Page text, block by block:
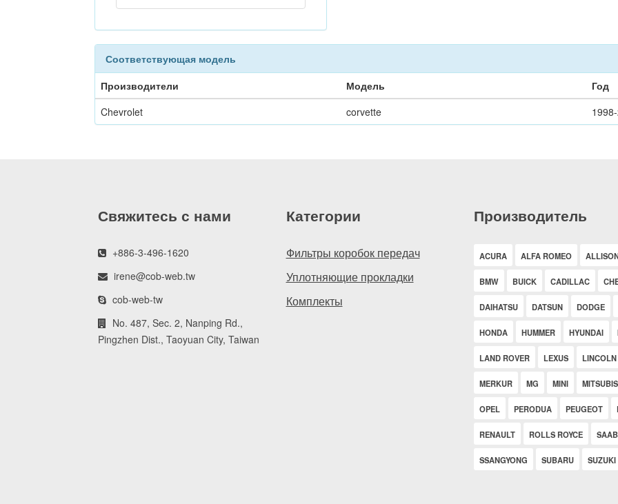
Соответствующая модель
Производители
Модель
Год
Chevrolet
corvette
Свяжитесь с нами
+886-3-496-1620
irene@cob-web.tw
cob-web-tw
No. 487, Sec. 2, Nanping Rd.,
Pingzhen Dist., Taoyuan City, Taiwan
Категории
Фильтры коробок передач
Уплотняющие прокладки
Комплекты
Производитель
ACURA ALFA ROMEO
BMW BUICK CADILLAC
DAIHATSU DATSUN DODGE
HONDA HUMMER HYUNDAI
LAND ROVER LEXUS LINCOLN
MERKUR MG MINI
OPEL PERODUA PEUGEOT
RENAULT ROLLS ROYCE SAAB
SSANGYONG SUBARU SUZUKI